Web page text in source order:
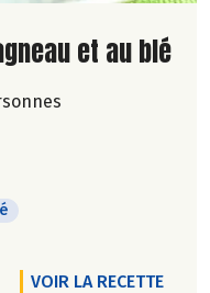
et au blé
VOIR LA RECETTE